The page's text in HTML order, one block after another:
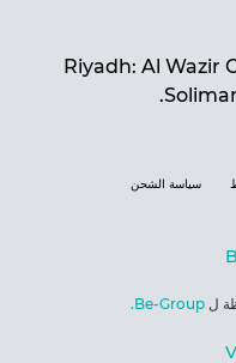
Riyadh: Al Wazir
Be-Group.
سياسة الشحن